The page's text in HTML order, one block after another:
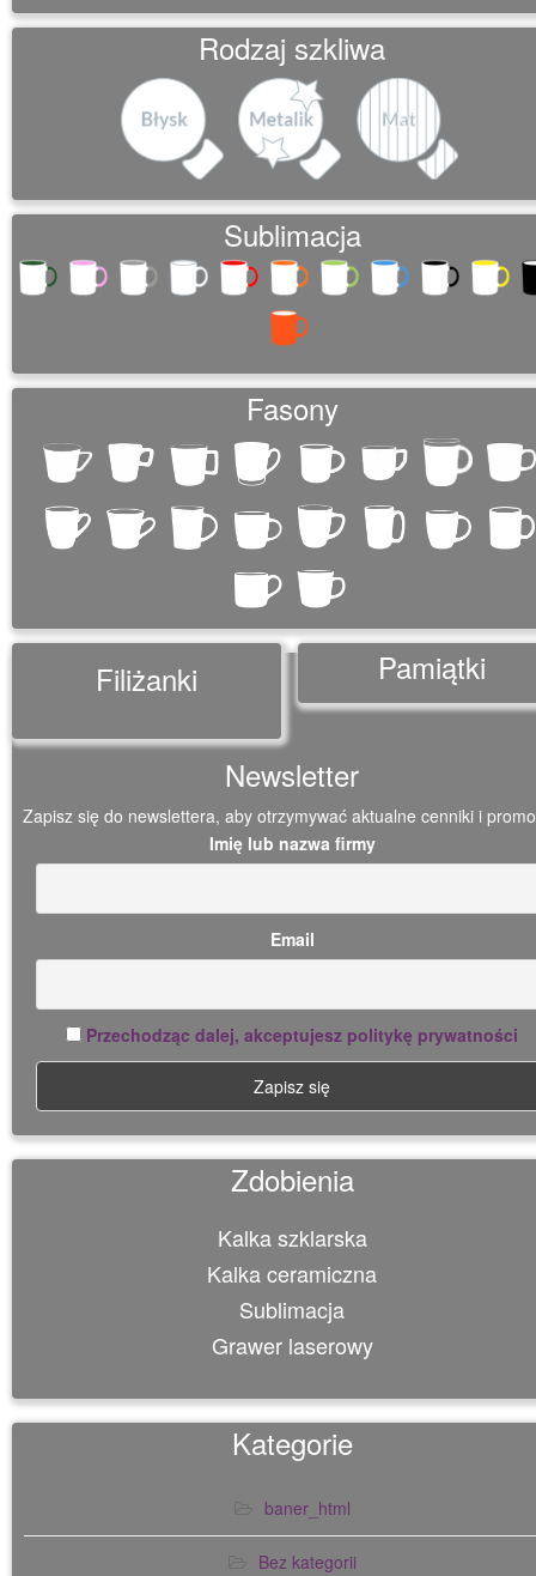
Rodzaj szkliwa
Sublimacja
Fasony
Filiżanki Pamiątki
Newsletter
Zapisz się do newslettera, aby otrzymywać aktualne cenniki i
Imię lub nazwa firmy
Email
Przechodząc dalej, akceptujesz politykę prywatności
Zdobienia
Kalka szklarska
Kalka ceramiczna
Sublimacja
Grawer laserowy
Kategorie
baner_html
Bez kategorii